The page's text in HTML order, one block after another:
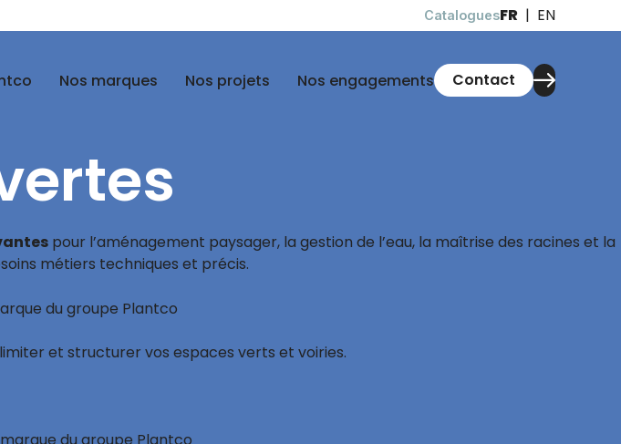
CataloguesFR EN
Nos marques Nos projets Nos engagements Contact
pour l’aménagement paysager, la gestion de l’eau, la maîtrise des racines et la
métiers techniques et précis.
et structurer vos espaces verts et voiries.